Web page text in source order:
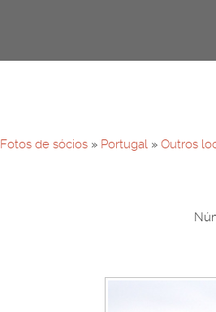
Fotos de sócios » Portugal » Outros